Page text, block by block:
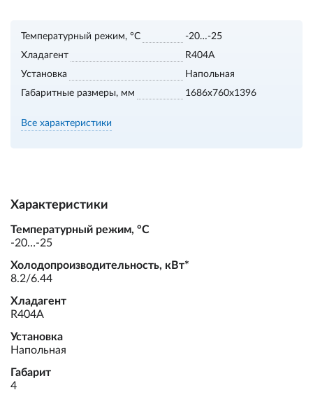
Температурный режим, °С
-20…-25
Хладагент
R404A
Установка
Напольная
Габаритные размеры, мм
1686х760х1396
Все характеристики
Характеристики
Температурный режим, °С
-20…-25
Холодопроизводительность, кВт*
8.2/6.44
Хладагент
R404A
Установка
Напольная
Габарит
4